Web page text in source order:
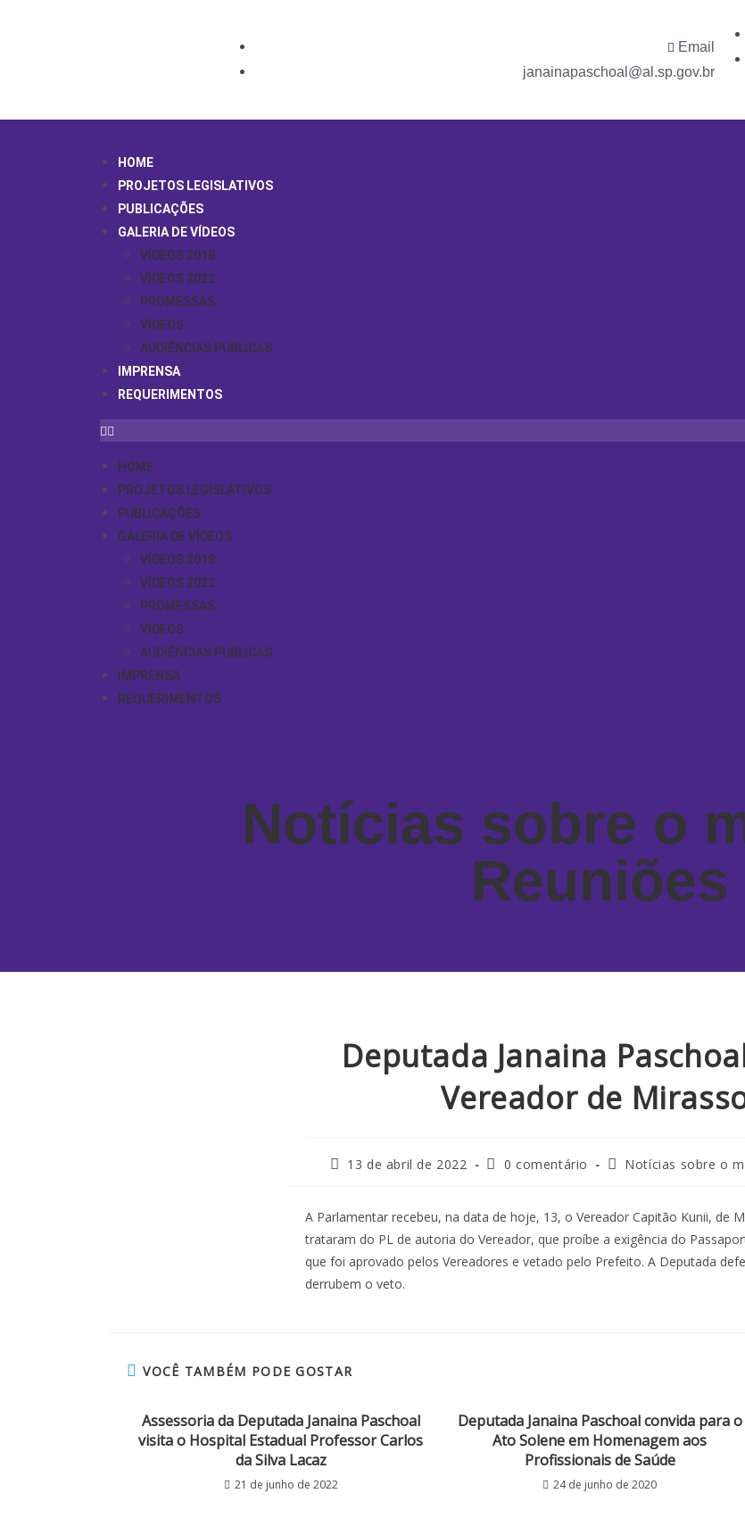
Email
janainapaschoal@al.sp.gov.br
HOME
PROJETOS LEGISLATIVOS
PUBLICAÇÕES
GALERIA DE VÍDEOS
VÍDEOS 2018
VÍDEOS 2022
PROMESSAS
VÍDEOS
AUDIÊNCIAS PUBLICAS
IMPRENSA
REQUERIMENTOS
HOME
PROJETOS LEGISLATIVOS
PUBLICAÇÕES
GALERIA DE VÍDEOS
VÍDEOS 2018
VÍDEOS 2022
PROMESSAS
VÍDEOS
AUDIÊNCIAS PUBLICAS
IMPRENSA
REQUERIMENTOS
Notícias sobre o
Reuniões
Deputada Janaina
Vereador de
13 de abril de 2022 0 comentário Notícias sobre o
A Parlamentar recebeu, na data de hoje, 13, o Vereador Capitão Kunii, de
trataram do PL de autoria do Vereador, que proíbe a exigência do
que foi aprovado pelos Vereadores e vetado pelo Prefeito. A Deputada
derrubem o veto.
VOCÊ TAMBÉM PODE GOSTAR
Assessoria da Deputada Janaina Paschoal
visita o Hospital Estadual Professor Carlos
da Silva Lacaz
21 de junho de 2022
Deputada Janaina Paschoal convida para o
Ato Solene em Homenagem aos
Profissionais de Saúde
24 de junho de 2020